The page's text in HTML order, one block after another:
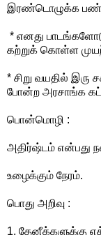
இரண்டொழுக்க
* எனது
கற்றுக் கொள்ள
* சிறு வயதில் இரு
போன்ற அரசாங்க
பொன்மொழி :
அதிர்ஷ்டம் என்பது
உழைக்கும் நேரம்.
பொது அறிவு :
1.